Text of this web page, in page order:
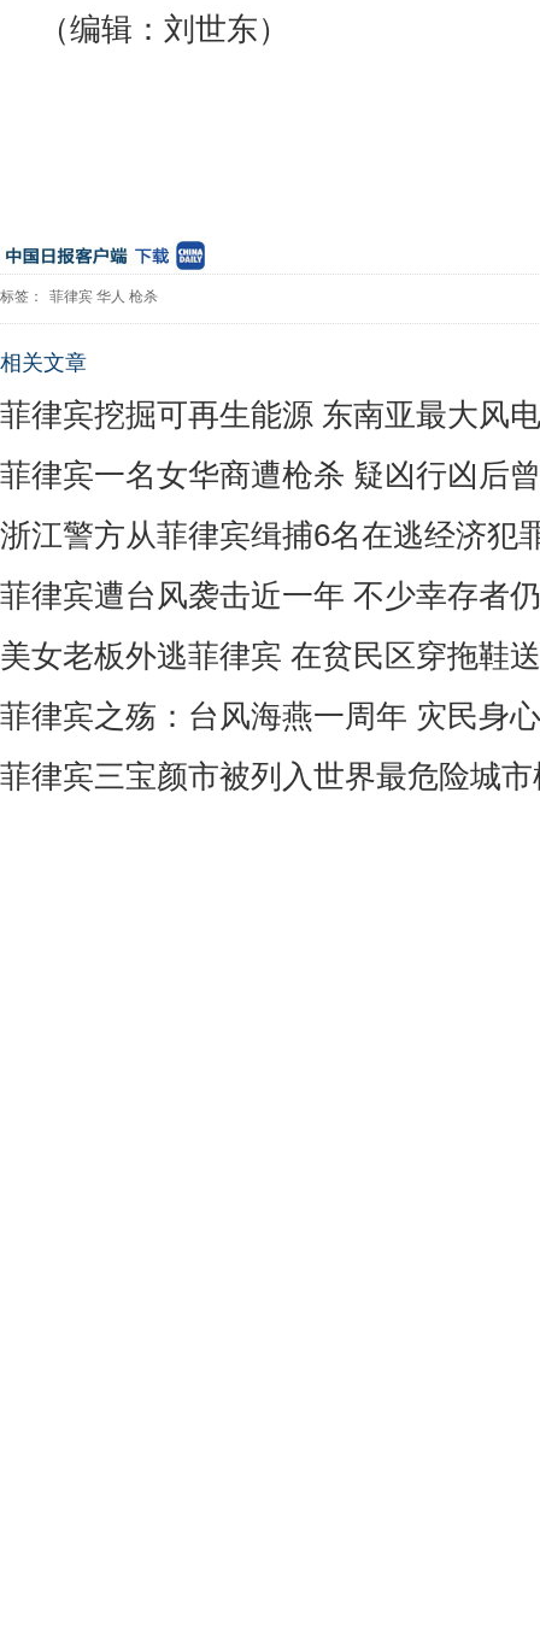
（编辑：刘世东）
标签： 菲律宾 华人 枪杀
相关文章
菲律宾挖掘可再生能源 东南亚最大风
菲律宾一名女华商遭枪杀 疑凶行凶后
浙江警方从菲律宾缉捕6名在逃经济犯
菲律宾遭台风袭击近一年 不少幸存者
美女老板外逃菲律宾 在贫民区穿拖鞋
菲律宾之殇：台风海燕一周年 灾民身
菲律宾三宝颜市被列入世界最危险城市